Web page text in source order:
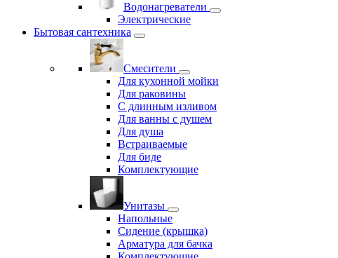
Водонагреватели
Электрические
Бытовая сантехника
Смесители
Для кухонной мойки
Для раковины
С длинным изливом
Для ванны с душем
Для душа
Встраиваемые
Для биде
Комплектующие
Унитазы
Напольные
Сидение (крышка)
Арматура для бачка